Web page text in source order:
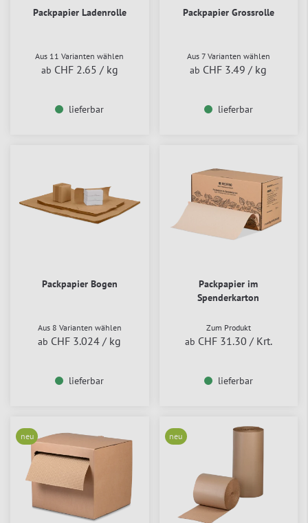
Packpapier Ladenrolle
Aus 11 Varianten wählen
ab CHF 2.65 / kg
lieferbar
Packpapier Grossrolle
Aus 7 Varianten wählen
ab CHF 3.49 / kg
lieferbar
Packpapier Bogen
Aus 8 Varianten wählen
ab CHF 3.024 / kg
lieferbar
Packpapier im
Spenderkarton
Zum Produkt
ab CHF 31.30 / Krt.
lieferbar
neu neu